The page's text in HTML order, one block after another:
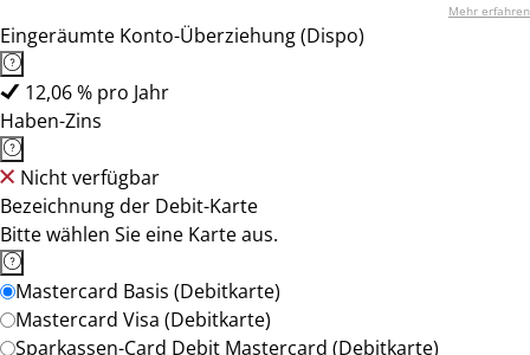
Mehr erfahren
Eingeräumte Konto-Überziehung (Dispo)
12,06 % pro Jahr
Haben-Zins
Nicht verfügbar
Bezeichnung der Debit-Karte
Bitte wählen Sie eine Karte aus.
Mastercard Basis (Debitkarte)
Mastercard Visa (Debitkarte)
Sparkassen-Card Debit Mastercard (Debitkarte)